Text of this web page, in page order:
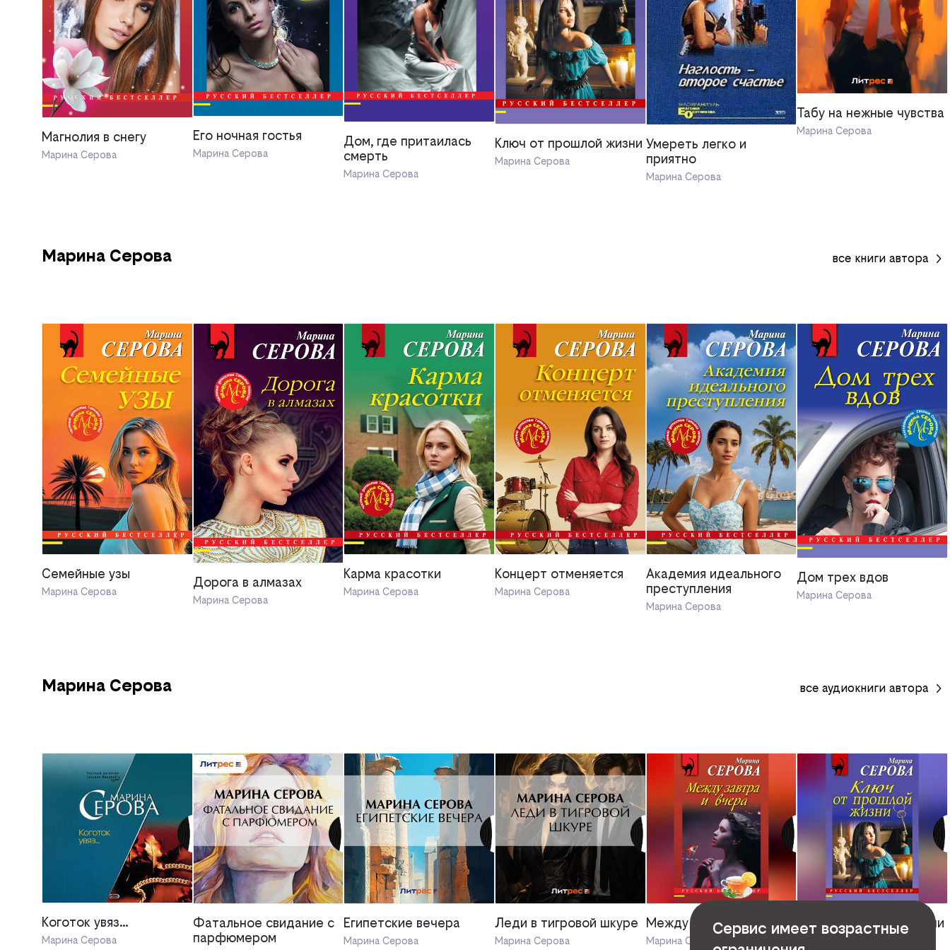
Магнолия в снегу
Марина Серова
Его ночная гостья
Марина Серова
Дом, где притаилась
смерть
Марина Серова
Ключ от прошлой жизни
Марина Серова
Умереть легко и
приятно
Марина Серова
Табу на нежные чувства
Марина Серова
Марина Серова все книги автора
Семейные узы
Марина Серова
Дорога в алмазах
Марина Серова
Карма красотки
Марина Серова
Концерт отменяется
Марина Серова
Академия идеального
преступления
Марина Серова
Дом трех вдов
Марина Серова
Марина Серова все аудиокниги автора
Коготок увяз…
Марина Серова
Фатальное свидание с
парфюмером
Египетские вечера
Марина Серова
Леди в тигровой шкуре
Марина Серова
Между завтра и вчера
Марина Серова
Ключ от прошлой жизни
Марина Серова
Сервис имеет возрастные